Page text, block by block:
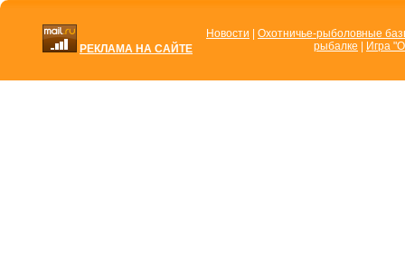
РЕКЛАМА НА САЙТЕ
Новости
Охотничье-рыболовные
рыбалке
Игра